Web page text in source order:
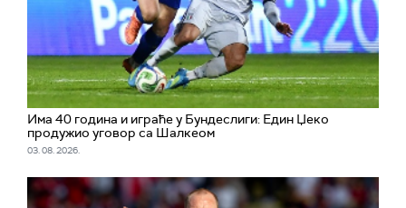
Има 40 година и играће у Бундеслиги: Един Џеко
продужио уговор са Шалкеом
03. 08. 2026.